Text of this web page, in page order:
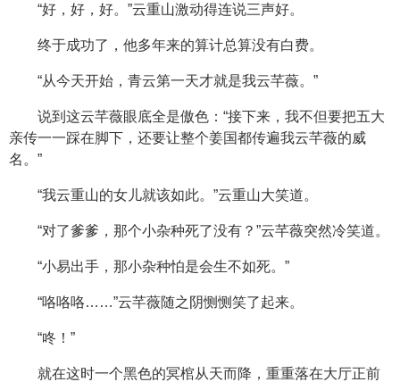
“好，好，好。”云重山激动得连说三声好。
终于成功了，他多年来的算计总算没有白费。
“从今天开始，青云第一天才就是我云芊薇。”
说到这云芊薇眼底全是傲色：“接下来，我不但要把五大
亲传一一踩在脚下，还要让整个姜国都传遍我云芊薇的威
名。”
“我云重山的女儿就该如此。”云重山大笑道。
“对了爹爹，那个小杂种死了没有？”云芊薇突然冷笑道。
“小易出手，那小杂种怕是会生不如死。”
“咯咯咯……”云芊薇随之阴恻恻笑了起来。
“咚！”
就在这时一个黑色的冥棺从天而降，重重落在大厅正前